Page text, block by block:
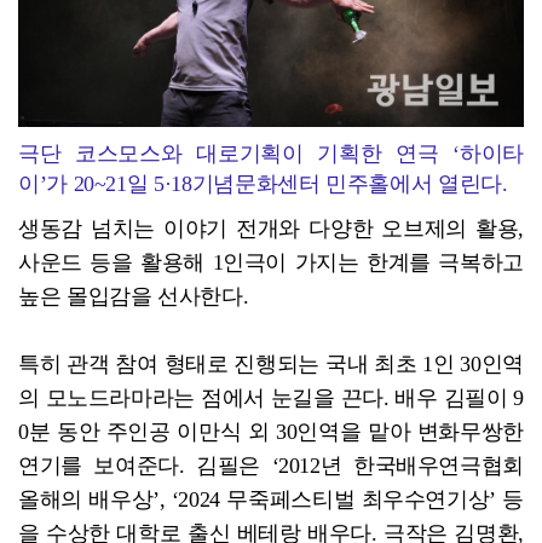
극단 코스모스와 대로기획이 기획한 연극 ‘하이타
이’가 20~21일 5·18기념문화센터 민주홀에서 열린다.
생동감 넘치는 이야기 전개와 다양한 오브제의 활용,
사운드 등을 활용해 1인극이 가지는 한계를 극복하고
높은 몰입감을 선사한다.
특히 관객 참여 형태로 진행되는 국내 최초 1인 30인역
의 모노드라마라는 점에서 눈길을 끈다. 배우 김필이 9
0분 동안 주인공 이만식 외 30인역을 맡아 변화무쌍한
연기를 보여준다. 김필은 ‘2012년 한국배우연극협회
올해의 배우상’, ‘2024 무죽페스티벌 최우수연기상’ 등
을 수상한 대학로 출신 베테랑 배우다. 극작은 김명환,